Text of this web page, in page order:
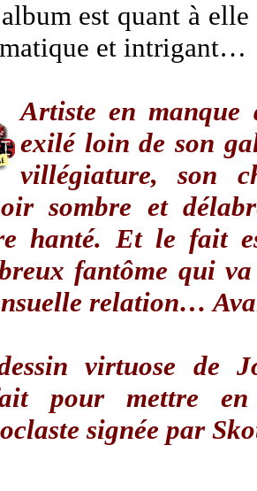
est quant à
et intrigant…
Artiste en manque
exilé loin de son
villégiature, son
sombre et
hanté. Et le fait
fantôme qui
relation…
virtuose de
pour mettre en
signée par